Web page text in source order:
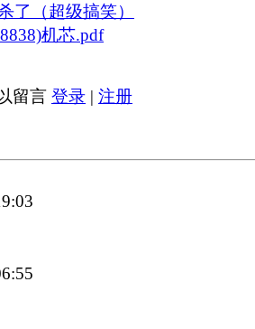
了（超级搞笑）
机芯.pdf
留言 登录 | 注册